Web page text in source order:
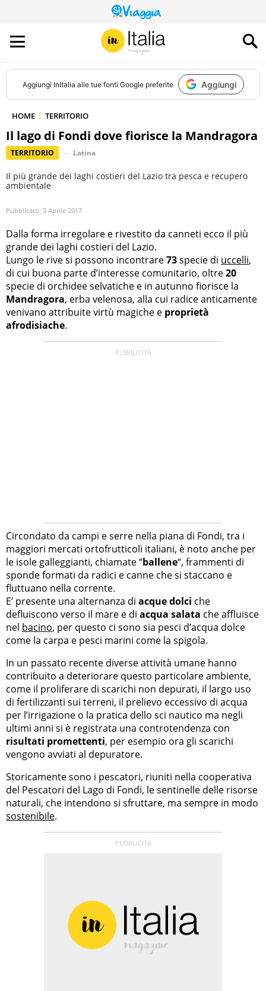
QUESTO
SITO
CONTRIBUISCE
ALL’AUDIENCE
DI
Aggiungi InItalia alle tue fonti Google preferite Aggiungi
HOME TERRITORIO
Il lago di Fondi dove fiorisce la Mandragora
TERRITORIO Latina
Il più grande dei laghi costieri del Lazio tra pesca e recupero
ambientale
Pubblicato: 3 Aprile 2017
Dalla forma irregolare e rivestito da canneti ecco il più
grande dei laghi costieri del Lazio.
Lungo le rive si possono incontrare73specie di uccelli,
di cui buona parte d’interesse comunitario, oltre20
specie di orchidee selvatiche e in autunno fiorisce la
Mandragora, erba velenosa, alla cui radice anticamente
venivano attribuite virtù magiche e proprietà
afrodisiache.
Circondato da campi e serre nella piana di Fondi, tra i
maggiori mercati ortofrutticoli italiani, è noto anche per
le isole galleggianti, chiamate “ballene“, frammenti di
sponde formati da radici e canne che si staccano e
fluttuano nella corrente.
E’ presente una alternanza di acque dolci che
defluiscono verso il mare e di acqua salata che affluisce
nel bacino, per questo ci sono sia pesci d’acqua dolce
come la carpa e pesci marini come la spigola.
In un passato recente diverse attività umane hanno
contribuito a deteriorare questo particolare ambiente,
come il proliferare di scarichi non depurati, il largo uso
di fertilizzanti sui terreni, il prelievo eccessivo di acqua
per l’irrigazione o la pratica dello sci nautico ma negli
ultimi anni si è registrata una controtendenza con
risultati promettenti, per esempio ora gli scarichi
vengono avviati al depuratore.
Storicamente sono i pescatori, riuniti nella cooperativa
del Pescatori del Lago di Fondi, le sentinelle delle risorse
naturali, che intendono si sfruttare, ma sempre in modo
sostenibile.